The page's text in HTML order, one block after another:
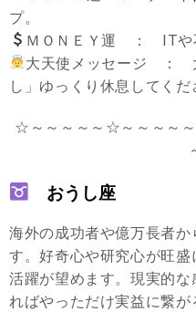
プ。
ＭＯＮＥＹ運 ： ITや
大天使メッセージ ：
し」ゆっくり休息してくだ
☆～～～～～☆～～～～
おうし座
海外の成功者や億万長者
す。好奇心や研究心が旺
活躍が望めます。現実的
ればやっただけ実益に繋